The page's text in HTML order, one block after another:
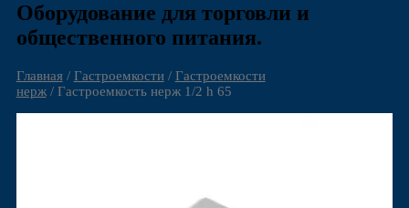
Оборудование для торговли и
общественного питания.
Главная/ Гастроемкости/ Гастроемкости
нерж/ Гастроемкость нерж 1/2 h 65